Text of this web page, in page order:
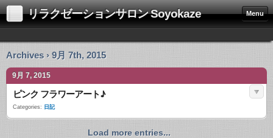
リラクゼーションサロン Soyokaze Menu
Archives › 9月 7th, 2015
9月 7, 2015
ピンク フラワーアート♪
Categories: 日記
Load more entries...